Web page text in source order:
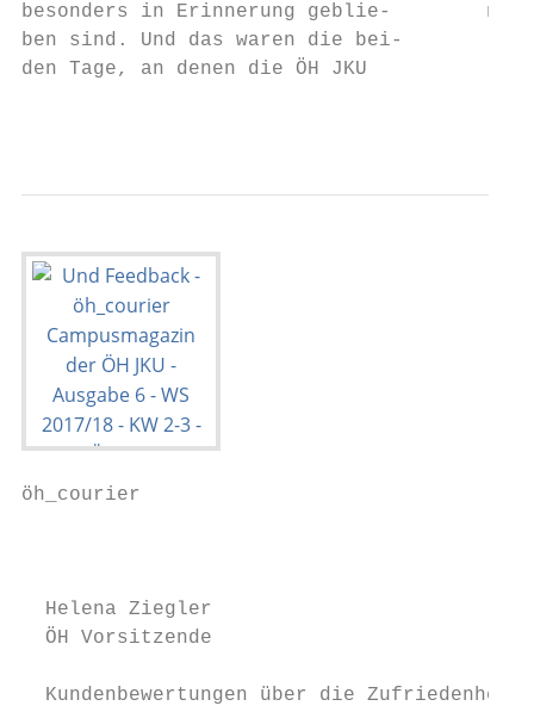
besonders in Erinnerung geblie-
ben sind. Und das waren die bei-
den Tage, an denen die ÖH JKU
öh_courier
Helena Ziegler
ÖH Vorsitzende
Kundenbewertungen über die